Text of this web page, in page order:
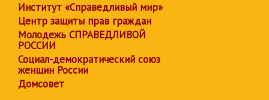
Институт «Справедливый мир»
Центр защиты прав граждан
Молодежь СПРАВЕДЛИВОЙ
РОССИИ
Социал-демократический союз
женщин России
Домсовет